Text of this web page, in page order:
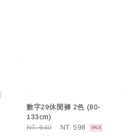
數字29休閒褲 2色 (80-
133cm)
Regular
NT. 640
Sale
NT. 598 SALE